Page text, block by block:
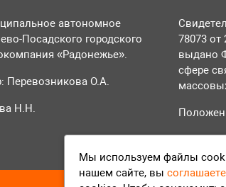
автономное
Посадского городского
«Радонежье».
Перевозникова О.А.
Н.Н.
78073 от
выдано
сфере
Мы используем файлы
нашем сайте, вы